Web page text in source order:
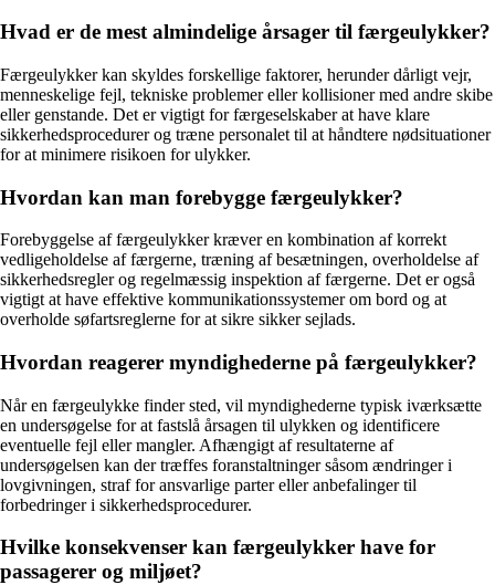
Hvad er de mest almindelige årsager til færgeulykker?
Færgeulykker kan skyldes forskellige faktorer, herunder dårligt vejr,
menneskelige fejl, tekniske problemer eller kollisioner med andre skibe
eller genstande. Det er vigtigt for færgeselskaber at have klare
sikkerhedsprocedurer og træne personalet til at håndtere nødsituationer
for at minimere risikoen for ulykker.
Hvordan kan man forebygge færgeulykker?
Forebyggelse af færgeulykker kræver en kombination af korrekt
vedligeholdelse af færgerne, træning af besætningen, overholdelse af
sikkerhedsregler og regelmæssig inspektion af færgerne. Det er også
vigtigt at have effektive kommunikationssystemer om bord og at
overholde søfartsreglerne for at sikre sikker sejlads.
Hvordan reagerer myndighederne på færgeulykker?
Når en færgeulykke finder sted, vil myndighederne typisk iværksætte
en undersøgelse for at fastslå årsagen til ulykken og identificere
eventuelle fejl eller mangler. Afhængigt af resultaterne af
undersøgelsen kan der træffes foranstaltninger såsom ændringer i
lovgivningen, straf for ansvarlige parter eller anbefalinger til
forbedringer i sikkerhedsprocedurer.
Hvilke konsekvenser kan færgeulykker have for
passagerer og miljøet?